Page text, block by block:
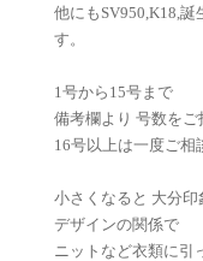
他にもSV950,K18,
す。
1号から15号まで
備考欄より 号数をご
16号以上は一度ご相
小さくなると 大分
デザインの関係で
ニットなど衣類に引